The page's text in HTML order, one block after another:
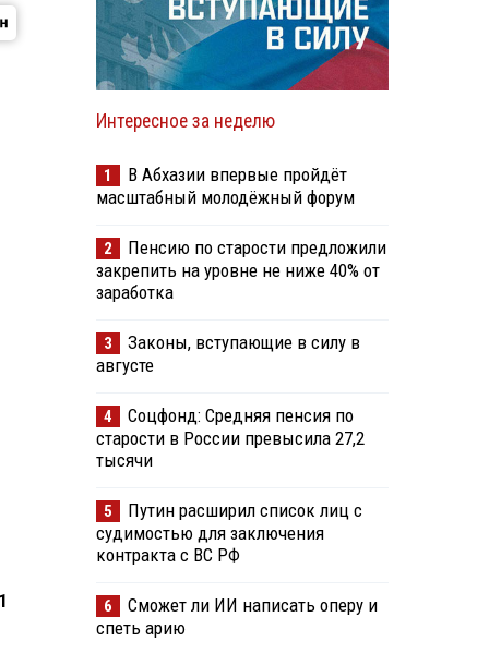
Интересное за неделю
1
В Абхазии впервые пройдёт
масштабный молодёжный форум
2
Пенсию по старости предложили
закрепить на уровне не ниже 40% от
заработка
3
Законы, вступающие в силу в
августе
4
Соцфонд: Средняя пенсия по
старости в России превысила 27,2
тысячи
5
Путин расширил список лиц с
судимостью для заключения
контракта с ВС РФ
6
Сможет ли ИИ написать оперу и
спеть арию